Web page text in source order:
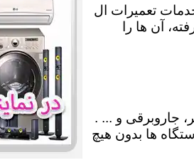
تعمیرات ال
آن ها را
جاروبرقی و ... .
ها بدون هیچ